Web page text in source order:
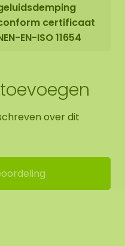
certificaat
EN-ISO 11654
over dit